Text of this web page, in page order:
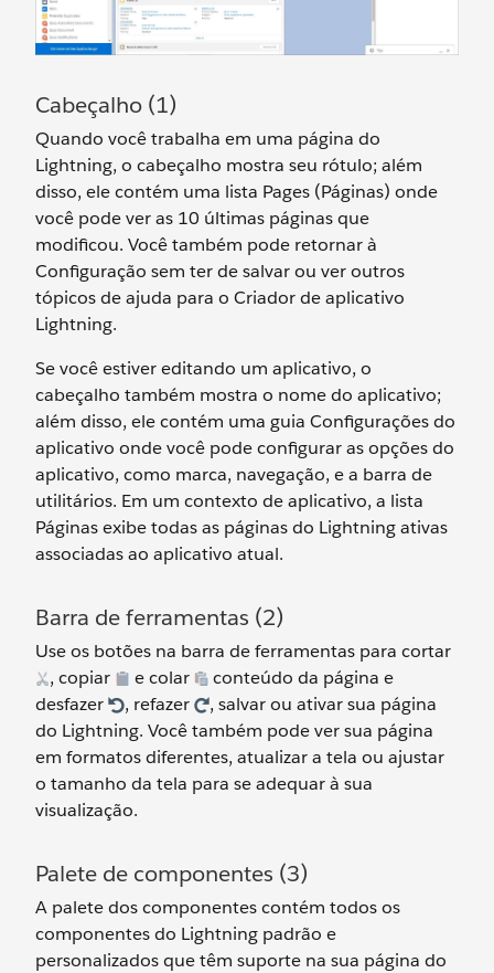
Cabeçalho (1)
Quando você trabalha em uma página do
Lightning, o cabeçalho mostra seu rótulo; além
disso, ele contém uma lista Pages (Páginas) onde
você pode ver as 10 últimas páginas que
modificou. Você também pode retornar à
Configuração sem ter de salvar ou ver outros
tópicos de ajuda para o Criador de aplicativo
Lightning.
Se você estiver editando um aplicativo, o
cabeçalho também mostra o nome do aplicativo;
além disso, ele contém uma guia Configurações do
aplicativo onde você pode configurar as opções do
aplicativo, como marca, navegação, e a barra de
utilitários. Em um contexto de aplicativo, a lista
Páginas exibe todas as páginas do Lightning ativas
associadas ao aplicativo atual.
Barra de ferramentas (2)
Use os botões na barra de ferramentas para cortar
, copiar
e colar
conteúdo da página e
desfazer
, refazer
, salvar ou ativar sua página
do Lightning. Você também pode ver sua página
em formatos diferentes, atualizar a tela ou ajustar
o tamanho da tela para se adequar à sua
visualização.
Palete de componentes (3)
A palete dos componentes contém todos os
componentes do Lightning padrão e
personalizados que têm suporte na sua página do